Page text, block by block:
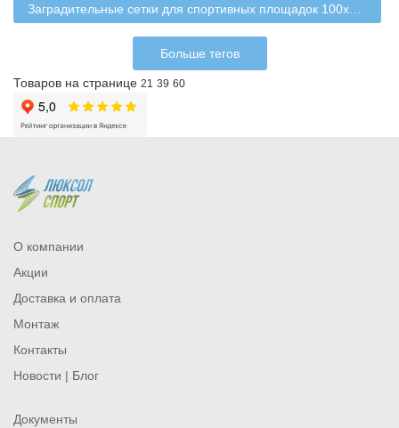
Больше тегов
Товаров на странице 21 39 60
О компании
Акции
Доставка и оплата
Монтаж
Контакты
Новости | Блог
Документы